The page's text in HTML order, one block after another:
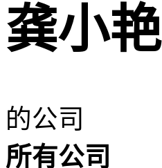
龚小艳
的公司
所有公司